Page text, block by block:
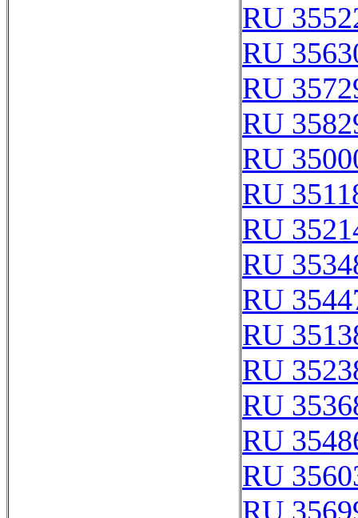
RU
RU
RU
RU
RU
RU
RU
RU
RU
RU
RU
RU
RU
RU
RU